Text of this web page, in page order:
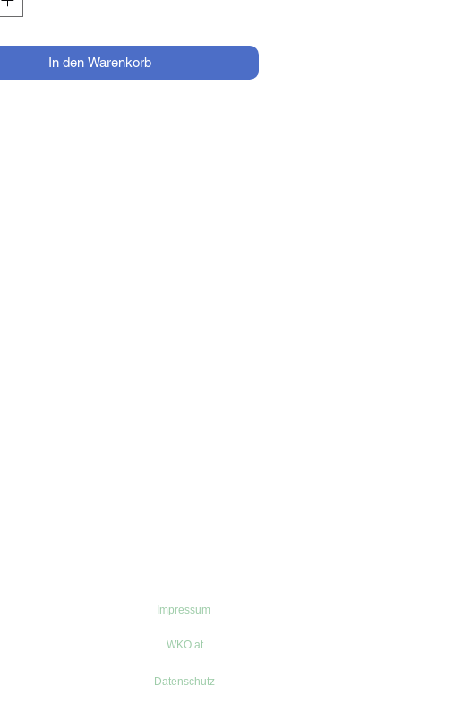
In den Warenkorb
Impressum
WKO.at
Datenschutz